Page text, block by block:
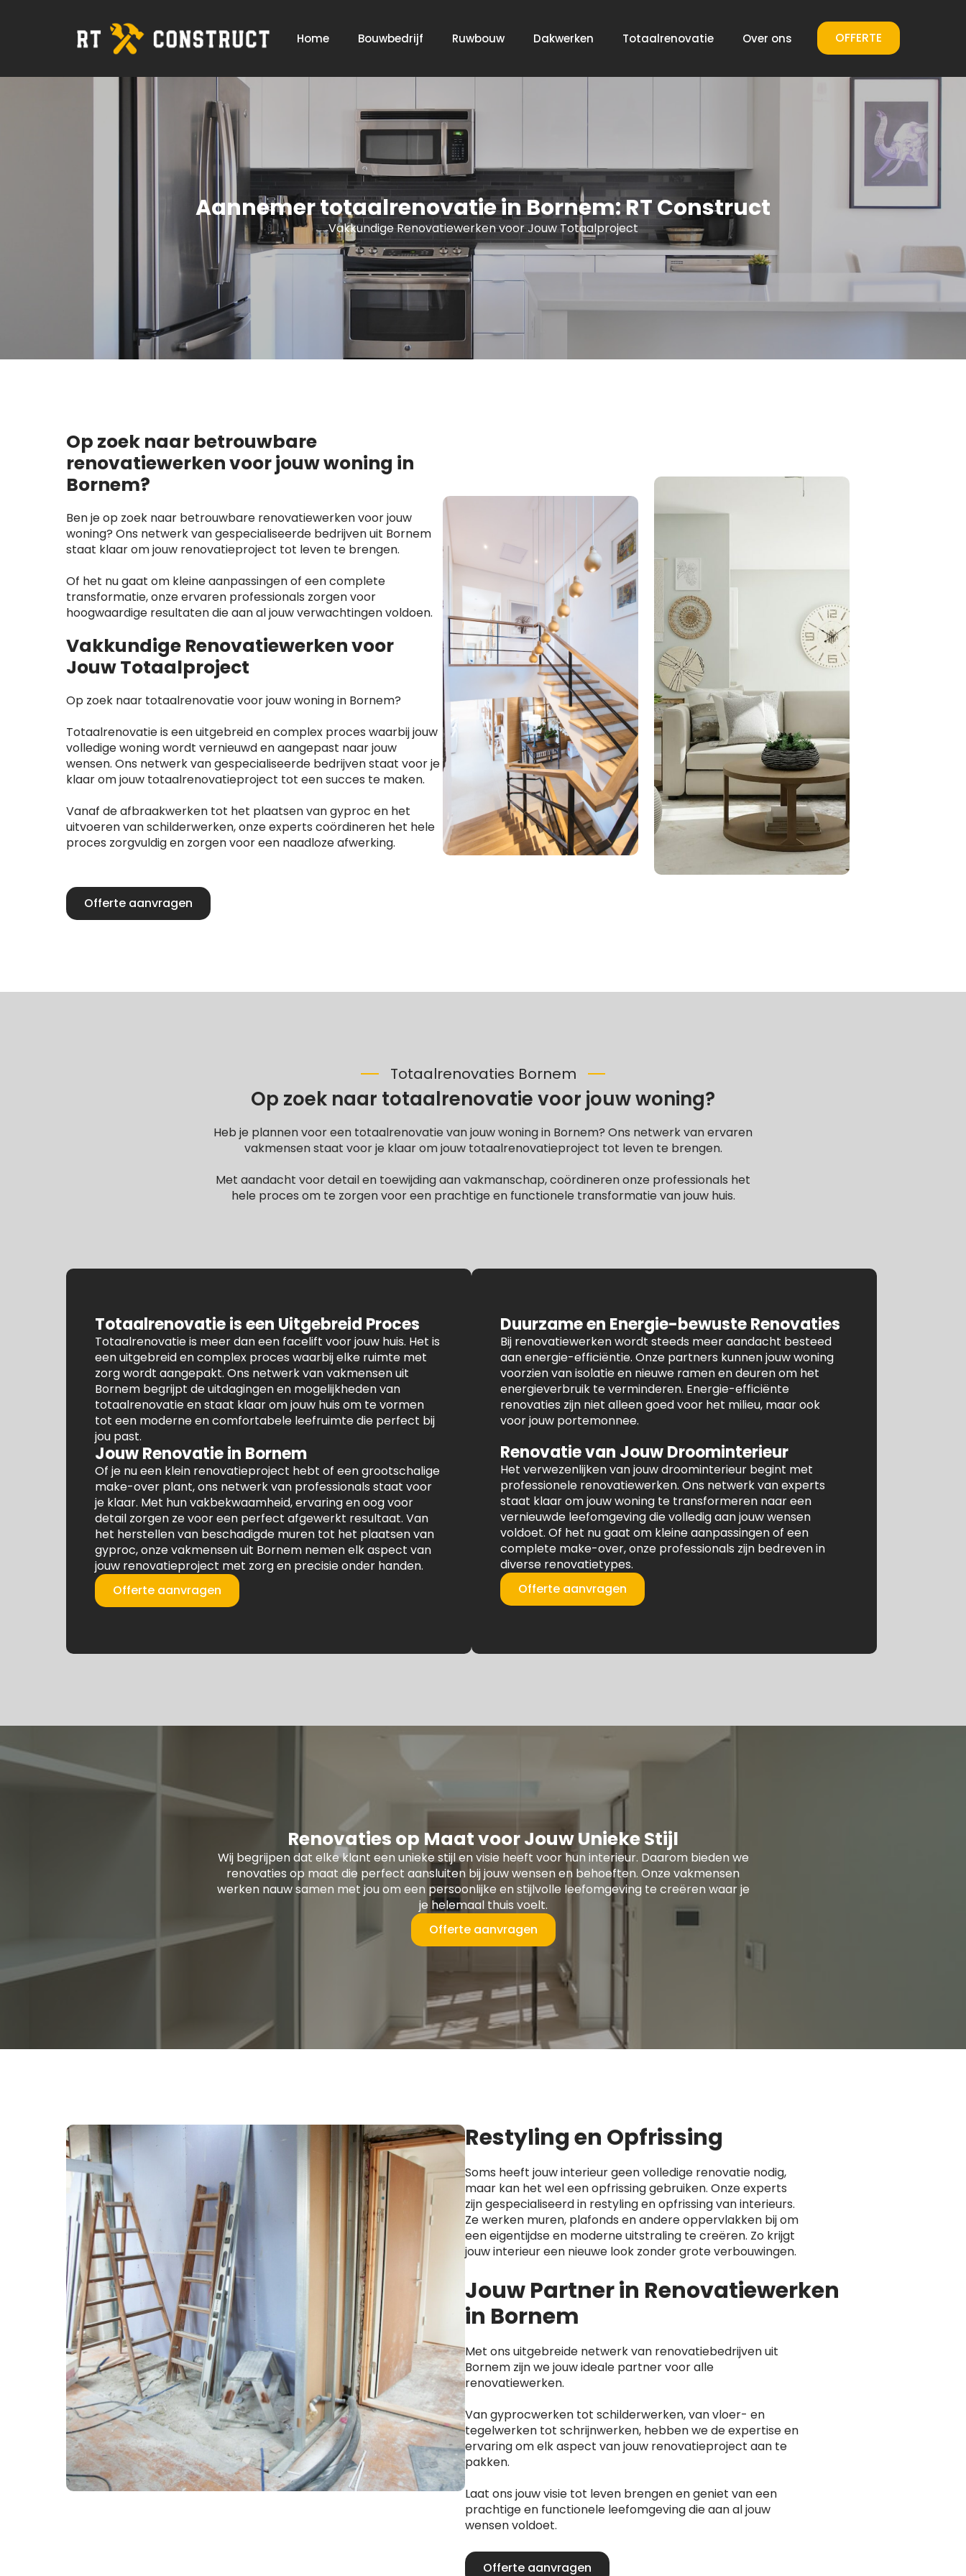
Home Bouwbedrijf Ruwbouw Dakwerken Totaalrenovatie Over ons OFFERTE
Aannemer totaalrenovatie in Bornem: RT Construct
Vakkundige Renovatiewerken voor Jouw Totaalproject
Op zoek naar betrouwbare
renovatiewerken voor jouw woning in
Bornem?
Ben je op zoek naar betrouwbare renovatiewerken voor jouw
woning? Ons netwerk van gespecialiseerde bedrijven uit Bornem
staat klaar om jouw renovatieproject tot leven te brengen.
Of het nu gaat om kleine aanpassingen of een complete
transformatie, onze ervaren professionals zorgen voor
hoogwaardige resultaten die aan al jouw verwachtingen voldoen.
Vakkundige Renovatiewerken voor
Jouw Totaalproject
Op zoek naar totaalrenovatie voor jouw woning in Bornem?
Totaalrenovatie is een uitgebreid en complex proces waarbij jouw
volledige woning wordt vernieuwd en aangepast naar jouw
wensen. Ons netwerk van gespecialiseerde bedrijven staat voor je
klaar om jouw totaalrenovatieproject tot een succes te maken.
Vanaf de afbraakwerken tot het plaatsen van gyproc en het
uitvoeren van schilderwerken, onze experts coördineren het hele
proces zorgvuldig en zorgen voor een naadloze afwerking.
Offerte aanvragen
Totaalrenovaties Bornem
Op zoek naar totaalrenovatie voor jouw woning?
Heb je plannen voor een totaalrenovatie van jouw woning in Bornem? Ons netwerk van ervaren
vakmensen staat voor je klaar om jouw totaalrenovatieproject tot leven te brengen.
Met aandacht voor detail en toewijding aan vakmanschap, coördineren onze professionals het
hele proces om te zorgen voor een prachtige en functionele transformatie van jouw huis.
Totaalrenovatie is een Uitgebreid Proces
Totaalrenovatie is meer dan een facelift voor jouw huis. Het is
een uitgebreid en complex proces waarbij elke ruimte met
zorg wordt aangepakt. Ons netwerk van vakmensen uit
Bornem begrijpt de uitdagingen en mogelijkheden van
totaalrenovatie en staat klaar om jouw huis om te vormen
tot een moderne en comfortabele leefruimte die perfect bij
jou past.
Jouw Renovatie in Bornem
Of je nu een klein renovatieproject hebt of een grootschalige
make-over plant, ons netwerk van professionals staat voor
je klaar. Met hun vakbekwaamheid, ervaring en oog voor
detail zorgen ze voor een perfect afgewerkt resultaat. Van
het herstellen van beschadigde muren tot het plaatsen van
gyproc, onze vakmensen uit Bornem nemen elk aspect van
jouw renovatieproject met zorg en precisie onder handen.
Offerte aanvragen
Duurzame en Energie-bewuste Renovaties
Bij renovatiewerken wordt steeds meer aandacht besteed
aan energie-efficiëntie. Onze partners kunnen jouw woning
voorzien van isolatie en nieuwe ramen en deuren om het
energieverbruik te verminderen. Energie-efficiënte
renovaties zijn niet alleen goed voor het milieu, maar ook
voor jouw portemonnee.
Renovatie van Jouw Droominterieur
Het verwezenlijken van jouw droominterieur begint met
professionele renovatiewerken. Ons netwerk van experts
staat klaar om jouw woning te transformeren naar een
vernieuwde leefomgeving die volledig aan jouw wensen
voldoet. Of het nu gaat om kleine aanpassingen of een
complete make-over, onze professionals zijn bedreven in
diverse renovatietypes.
Offerte aanvragen
Renovaties op Maat voor Jouw Unieke Stijl
Wij begrijpen dat elke klant een unieke stijl en visie heeft voor hun interieur. Daarom bieden we
renovaties op maat die perfect aansluiten bij jouw wensen en behoeften. Onze vakmensen
werken nauw samen met jou om een persoonlijke en stijlvolle leefomgeving te creëren waar je
je helemaal thuis voelt.
Offerte aanvragen
Restyling en Opfrissing
Soms heeft jouw interieur geen volledige renovatie nodig,
maar kan het wel een opfrissing gebruiken. Onze experts
zijn gespecialiseerd in restyling en opfrissing van interieurs.
Ze werken muren, plafonds en andere oppervlakken bij om
een eigentijdse en moderne uitstraling te creëren. Zo krijgt
jouw interieur een nieuwe look zonder grote verbouwingen.
Jouw Partner in Renovatiewerken
in Bornem
Met ons uitgebreide netwerk van renovatiebedrijven uit
Bornem zijn we jouw ideale partner voor alle
renovatiewerken.
Van gyprocwerken tot schilderwerken, van vloer- en
tegelwerken tot schrijnwerken, hebben we de expertise en
ervaring om elk aspect van jouw renovatieproject aan te
pakken.
Laat ons jouw visie tot leven brengen en geniet van een
prachtige en functionele leefomgeving die aan al jouw
wensen voldoet.
Offerte aanvragen